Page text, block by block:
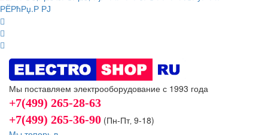
Мы поставляем электрооборудование с 1993 года
+7(499) 265-28-63
+7(499) 265-36-90 (Пн-Пт‚ 9-18)